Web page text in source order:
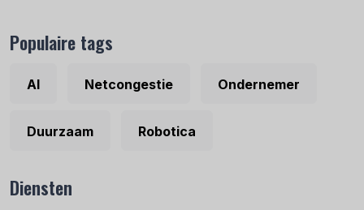
Populaire tags
AI Netcongestie Ondernemer
Duurzaam Robotica
Diensten